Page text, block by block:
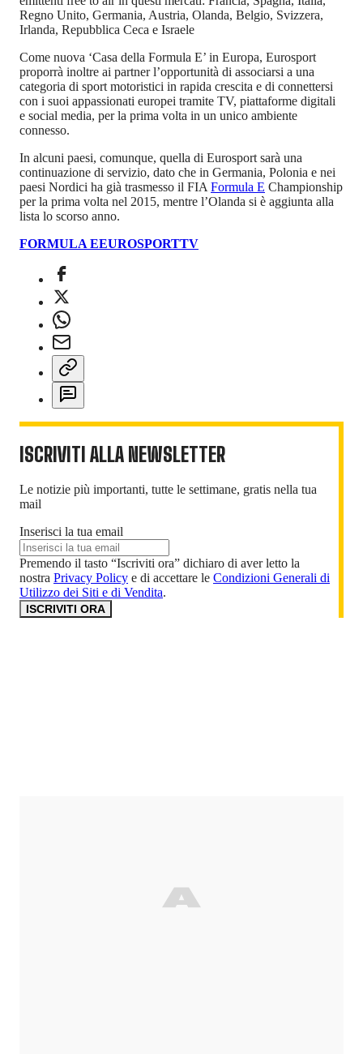
Regno Unito, Germania, Austria, Olanda, Belgio, Svizzera,
Irlanda, Repubblica Ceca e Israele
Come nuova ‘Casa della Formula E’ in Europa, Eurosport
proporrà inoltre ai partner l’opportunità di associarsi a una
categoria di sport motoristici in rapida crescita e di connettersi
con i suoi appassionati europei tramite TV, piattaforme digitali
e social media, per la prima volta in un unico ambiente
connesso.
In alcuni paesi, comunque, quella di Eurosport sarà una
continuazione di servizio, dato che in Germania, Polonia e nei
paesi Nordici ha già trasmesso il FIA Formula E Championship
per la prima volta nel 2015, mentre l’Olanda si è aggiunta alla
lista lo scorso anno.
FORMULA EEUROSPORTTV
ISCRIVITI ALLA NEWSLETTER
Le notizie più importanti, tutte le settimane, gratis nella tua
mail
Inserisci la tua email
Premendo il tasto “Iscriviti ora” dichiaro di aver letto la
nostra Privacy Policy e di accettare le Condizioni Generali di
Utilizzo dei Siti e di Vendita.
ISCRIVITI ORA